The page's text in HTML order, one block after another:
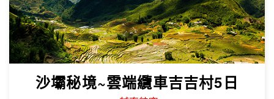
沙壩秘境~雲端纜車吉吉村5日